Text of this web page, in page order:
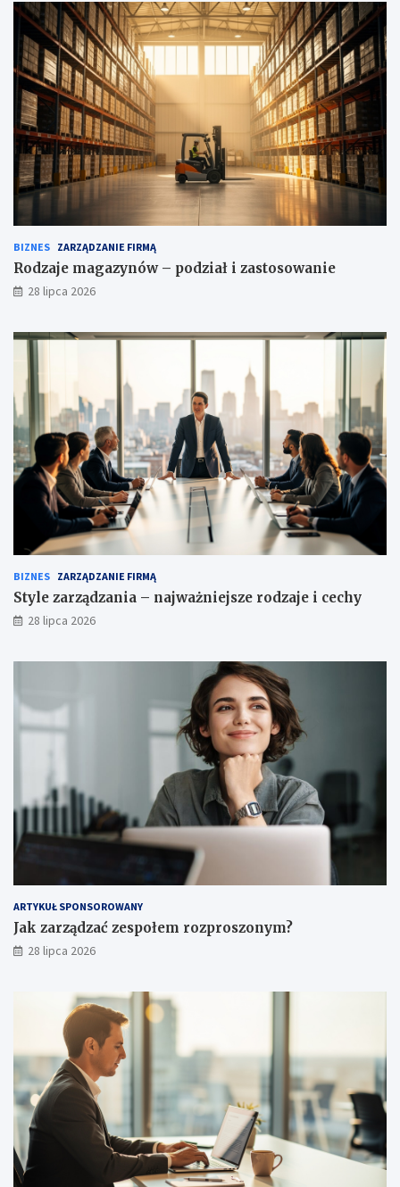
BIZNES ZARZĄDZANIE FIRMĄ
Rodzaje magazynów – podział i zastosowanie
28 lipca 2026
BIZNES ZARZĄDZANIE FIRMĄ
Style zarządzania – najważniejsze rodzaje i cechy
28 lipca 2026
ARTYKUŁ SPONSOROWANY
Jak zarządzać zespołem rozproszonym?
28 lipca 2026